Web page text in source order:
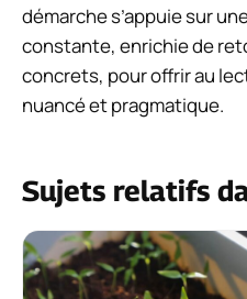
démarche s’appuie sur
constante, enrichie de
concrets, pour offrir au
nuancé et pragmatique.
Sujets relatifs